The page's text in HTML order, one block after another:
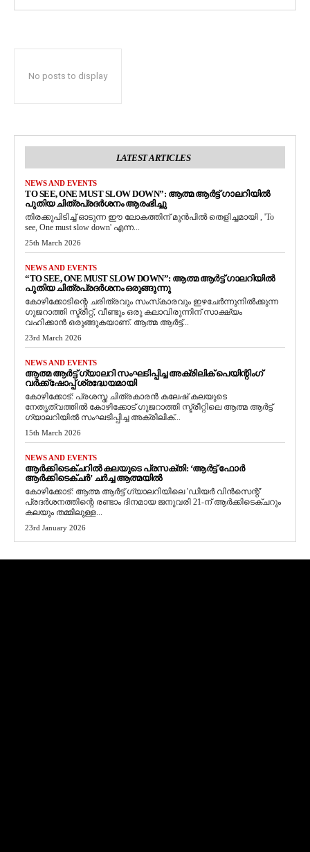
No posts to display
LATEST ARTICLES
NEWS AND EVENTS
TO SEE, ONE MUST SLOW DOWN”: ആത്മ ആർട്ട് ഗാലറിയിൽ
പുതിയ ചിത്രപ്രദർശനം ആരംഭിച്ചു
തിരക്കുപിടിച്ച് ഓടുന്ന ഈ ലോകത്തിന് മുൻപിൽ തെളിച്ചമായി , 'To
see, One must slow down' എന്ന...
25th March 2026
NEWS AND EVENTS
“TO SEE, ONE MUST SLOW DOWN”: ആത്മ ആർട്ട് ഗാലറിയിൽ
പുതിയ ചിത്രപ്രദർശനം ഒരുങ്ങുന്നു
കോഴിക്കോടിന്റെ ചരിത്രവും സംസ്‌കാരവും ഇഴചേർന്നുനിൽക്കുന്ന
ഗുജറാത്തി സ്ട്രീറ്റ്, വീണ്ടും ഒരു കലാവിരുന്നിന് സാക്ഷ്യം
വഹിക്കാൻ ഒരുങ്ങുകയാണ്. ആത്മ ആർട്ട്...
23rd March 2026
NEWS AND EVENTS
ആത്മ ആർട്ട് ഗ്യാലറി സംഘടിപ്പിച്ച അക്രിലിക് പെയിന്റിംഗ്
വർക്ക്‌ഷോപ്പ് ശ്രദ്ധേയമായി
കോഴിക്കോട്: പ്രശസ്ത ചിത്രകാരൻ കലേഷ് കലയുടെ
നേതൃത്വത്തിൽ കോഴിക്കോട് ഗുജറാത്തി സ്ട്രീറ്റിലെ ആത്മ ആർട്ട്
ഗ്യാലറിയിൽ സംഘടിപ്പിച്ച അക്രിലിക്...
15th March 2026
NEWS AND EVENTS
ആർക്കിടെക്ചറിൽ കലയുടെ പ്രസക്തി: ‘ആർട്ട് ഫോർ
ആർക്കിടെക്ചർ’ ചർച്ച ആത്മയിൽ
​കോഴിക്കോട്: ആത്മ ആർട്ട് ഗ്യാലറിയിലെ 'ഡിയർ വിൻസെന്റ്'
പ്രദർശനത്തിന്റെ രണ്ടാം ദിനമായ ജനുവരി 21-ന് ആർക്കിടെക്ചറും
കലയും തമ്മിലുള്ള...
23rd January 2026